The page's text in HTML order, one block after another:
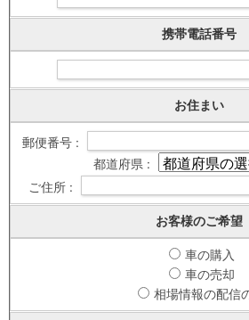
携帯電話番号
お住まい
郵便番号 :
都道府県 :
ご住所 :
お客様のご希望
車の購入
車の売却
相場情報の配信